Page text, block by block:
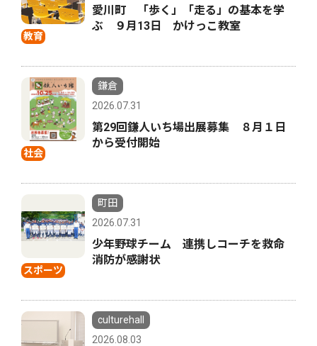
教育
愛川町 「歩く」「走る」の基本を学
ぶ ９月13日 かけっこ教室
社会
鎌倉
2026.07.31
第29回鎌人いち場出展募集 ８月１日
から受付開始
スポーツ
町田
2026.07.31
少年野球チーム 連携しコーチを救命
消防が感謝状
culturehall
2026.08.03